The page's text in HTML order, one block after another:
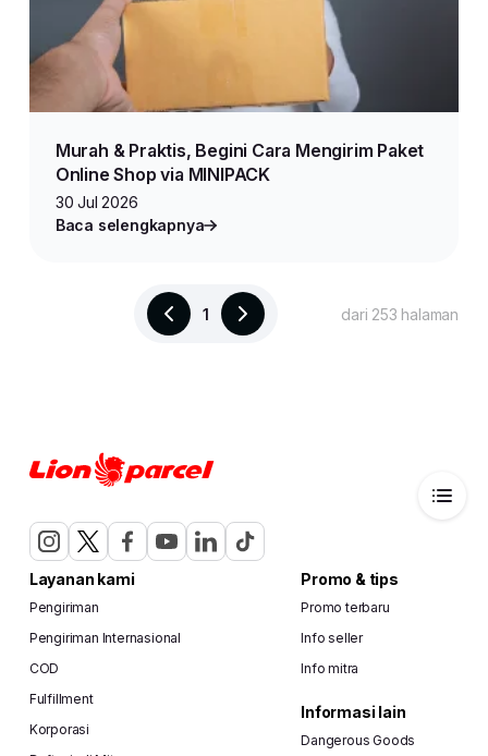
Murah & Praktis, Begini Cara Mengirim Paket
Online Shop via MINIPACK
30 Jul 2026
Baca selengkapnya
1 dari 253 halaman
Layanan kami
Pengiriman
Pengiriman Internasional
COD
Fulfillment
Korporasi
Promo & tips
Promo terbaru
Info seller
Info mitra
Informasi lain
Dangerous Goods